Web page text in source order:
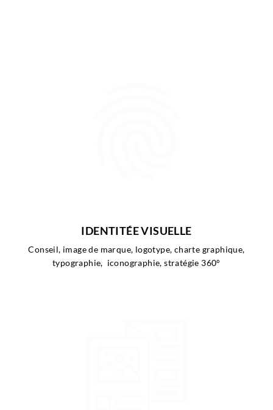
IDENTITÉE VISUELLE
Conseil, image de marque, logotype, charte graphique,
typographie, iconographie, stratégie 360°